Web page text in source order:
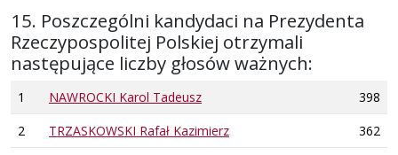
15. Poszczególni kandydaci na Prezydenta
Rzeczypospolitej Polskiej otrzymali
następujące liczby głosów ważnych:
1 NAWROCKI Karol Tadeusz
398
2
TRZASKOWSKI Rafał Kazimierz
362